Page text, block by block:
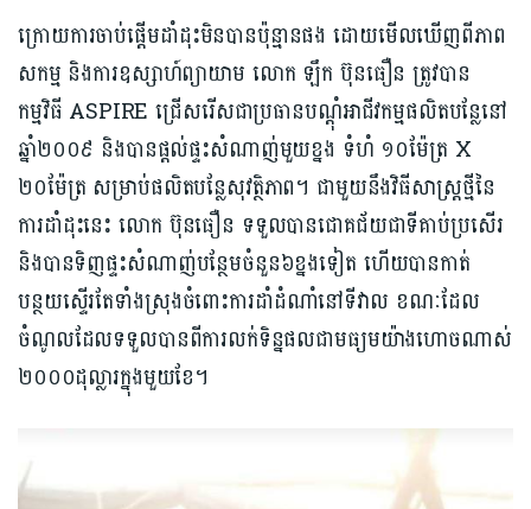
ក្រោយការចាប់ផ្តើមដាំដុះមិនបានប៉ុន្មានផង ដោយមើលឃើញពីភាព
សកម្ម និងការឧស្សាហ៍ព្យាយាម លោក ឡឹក ប៊ុនធឿន ត្រូវបាន​
កម្មវិធី ASPIRE ជ្រើសរើសជាប្រធានបណ្តុំអាជីវកម្មផលិតបន្លែនៅ
ឆ្នាំ២០០៩ និងបានផ្តល់​ផ្ទះ​សំណាញ់មួយខ្នង ទំហំ ១០ម៉ែត្រ X
២០ម៉ែត្រ សម្រាប់ផលិតបន្លែសុវត្ថិភាព។ ជាមួយនឹងវិធីសាស្ត្រថ្មីនៃ
ការដាំដុះនេះ លោក ប៊ុនធឿន ទទួលបានជោគជ័យជាទីគាប់ប្រសើរ
និងបានទិញផ្ទះសំណាញ់បន្ថែមចំនួន៦ខ្នងទៀត ហើយបានកាត់
បន្ថយស្ទើរតែទាំងស្រុង​ចំពោះការដាំដំណាំនៅទីវាល ខណៈដែល
ចំណូលដែលទទួលបានពីការលក់ទិន្នផលជាមធ្យមយ៉ាងហោចណាស់
២០០០ដុល្លារក្នុងមួយខែ។